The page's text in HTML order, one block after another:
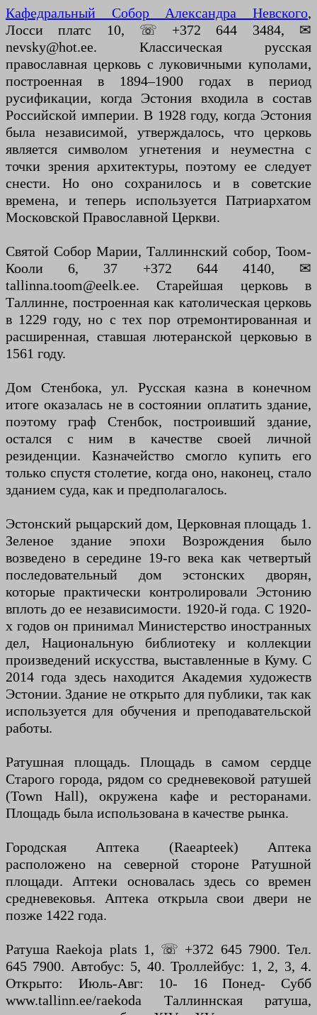
Кафедральный Собор Александра Невского,
Лосси платс 10, ☏ +372 644 3484, ✉
nevsky@hot.ee. Классическая русская
православная церковь с луковичными куполами,
построенная в 1894–1900 годах в период
русификации, когда Эстония входила в состав
Российской империи. В 1928 году, когда Эстония
была независимой, утверждалось, что церковь
является символом угнетения и неуместна с
точки зрения архитектуры, поэтому ее следует
снести. Но оно сохранилось и в советские
времена, и теперь используется Патриархатом
Московской Православной Церкви.
Святой Собор Марии, Таллиннский собор, Тоом-
Кооли 6, 37 +372 644 4140, ✉
tallinna.toom@eelk.ee. Старейшая церковь в
Таллинне, построенная как католическая церковь
в 1229 году, но с тех пор отремонтированная и
расширенная, ставшая лютеранской церковью в
1561 году.
Дом Стенбока, ул. Русская казна в конечном
итоге оказалась не в состоянии оплатить здание,
поэтому граф Стенбок, построивший здание,
остался с ним в качестве своей личной
резиденции. Казначейство смогло купить его
только спустя столетие, когда оно, наконец, стало
зданием суда, как и предполагалось.
Эстонский рыцарский дом, Церковная площадь 1.
Зеленое здание эпохи Возрождения было
возведено в середине 19-го века как четвертый
последовательный дом эстонских дворян,
которые практически контролировали Эстонию
вплоть до ее независимости. 1920-й года. С 1920-
х годов он принимал Министерство иностранных
дел, Национальную библиотеку и коллекции
произведений искусства, выставленные в Куму. С
2014 года здесь находится Академия художеств
Эстонии. Здание не открыто для публики, так как
используется для обучения и преподавательской
работы.
Ратушная площадь. Площадь в самом сердце
Старого города, рядом со средневековой ратушей
(Town Hall), окружена кафе и ресторанами.
Площадь была использована в качестве рынка.
Городская Аптека (Raeapteek) Аптека
расположено на северной стороне Ратушной
площади. Аптеки основалась здесь со времен
средневековья. Аптека открыла свои двери не
позже 1422 года.
Ратуша Raekoja plats 1, ☏ +372 645 7900. Тел.
645 7900. Автобус: 5, 40. Троллейбус: 1, 2, 3, 4.
Открыто: Июль-Авг: 10- 16 Понед- Субб
www.tallinn.ee/raekoda Таллиннская ратуша,